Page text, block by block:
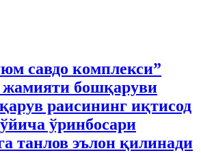
савдо комплекси”
жамияти бошқаруви
раисининг иқтисод
ўринбосари
танлов эълон қилинади